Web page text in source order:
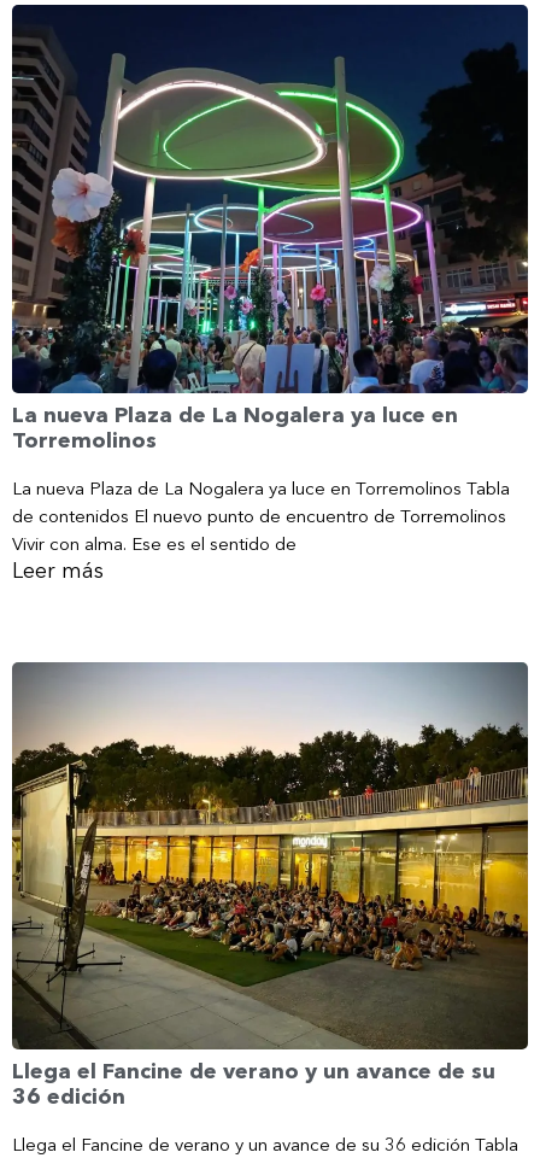
La nueva Plaza de La Nogalera ya luce en
Torremolinos
La nueva Plaza de La Nogalera ya luce en Torremolinos Tabla
de contenidos El nuevo punto de encuentro de Torremolinos
Vivir con alma. Ese es el sentido de
Leer más
Llega el Fancine de verano y un avance de su
36 edición
Llega el Fancine de verano y un avance de su 36 edición Tabla